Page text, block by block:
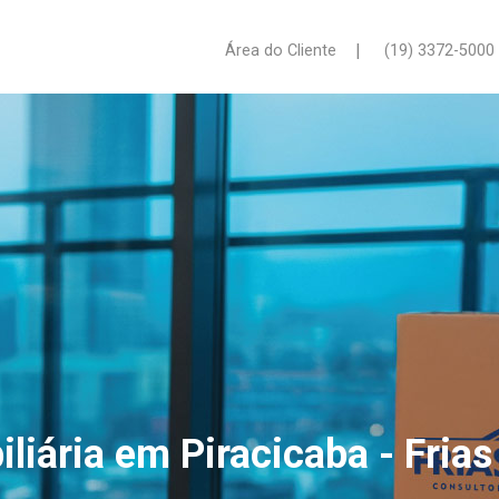
Área do Cliente | (19) 3372-5000
em Piracicaba -